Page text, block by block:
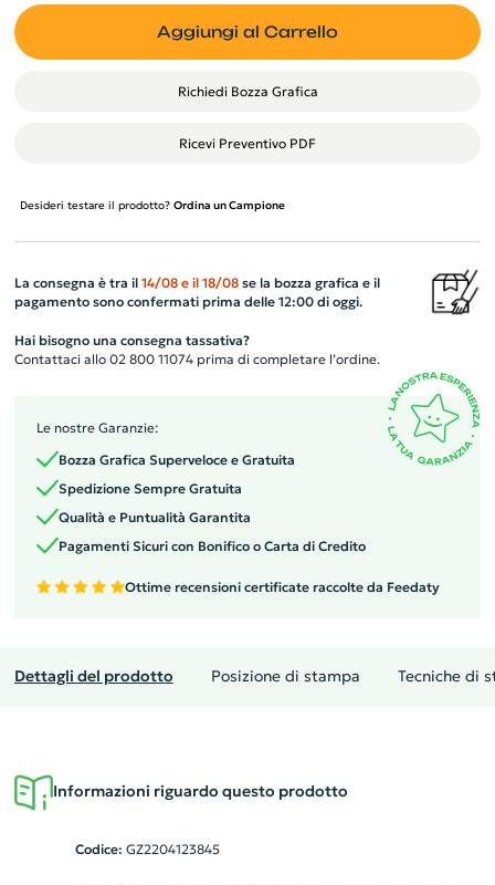
Aggiungi al Carrello
Richiedi Bozza Grafica
Ricevi Preventivo PDF
Desideri testare il prodotto? Ordina un Campione
La consegna è tra il 14/08 e il 18/08se la bozza grafica e il
pagamento sono confermati prima delle 12:00 di oggi.
Hai bisogno una consegna tassativa?
Contattaci allo 02 800 11074 prima di completare l’ordine.
Le nostre Garanzie:
Bozza Grafica Superveloce e Gratuita
Spedizione Sempre Gratuita
Qualità e Puntualità Garantita
Pagamenti Sicuri con Bonifico o Carta di Credito
Ottime recensioni certificate raccolte da Feedaty
Dettagli del prodotto Posizione di stampa Tecniche di
Informazioni riguardo questo prodotto
Codice: GZ2204123845